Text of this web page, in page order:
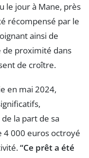
le jour à Mane, près
récompensé par le
ainsi de
de proximité dans
de croître.
en mai 2024,
la part de sa
4 000 euros octroyé
“Ce prêt a été